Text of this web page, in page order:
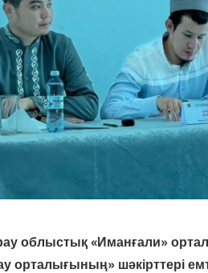
облыстық «Иманғали»
орталығының» шәкірттері